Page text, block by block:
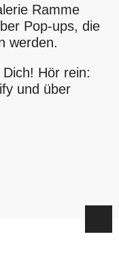
Ramme
Pop-ups, die
werden.
Hör rein:
und über